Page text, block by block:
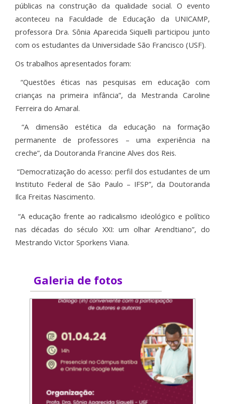
públicas na construção da qualidade social. O evento
aconteceu na Faculdade de Educação da UNICAMP,
professora Dra. Sônia Aparecida Siquelli participou junto
com os estudantes da Universidade São Francisco (USF).
Os trabalhos apresentados foram:
“Questões éticas nas pesquisas em educação com
crianças na primeira infância”, da Mestranda Caroline
Ferreira do Amaral.
“A dimensão estética da educação na formação
permanente de professores – uma experiência na
creche”, da Doutoranda Francine Alves dos Reis.
“Democratização do acesso: perfil dos estudantes de um
Instituto Federal de São Paulo – IFSP”, da Doutoranda
Ilca Freitas Nascimento.
“A educação frente ao radicalismo ideológico e político
nas décadas do século XXI: um olhar Arendtiano”, do
Mestrando Victor Sporkens Viana.
Galeria de fotos